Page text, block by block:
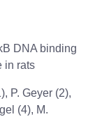
DNA binding
in rats
P. Geyer (2),
(4), M.